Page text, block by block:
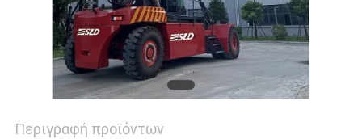
Περιγραφή προϊόντων